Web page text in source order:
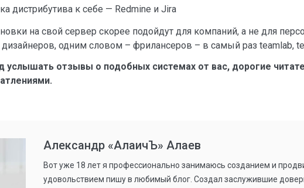
дистрибутива к себе — Redmine и Jira
на свой сервер скорее подойдут для компаний, а не для
дизайнеров, одним словом – фрилансеров – в самый раз teamlab,
услышать отзывы о подобных системах от вас, дорогие
Александр «АлаичЪ» Алаев
Вот уже 18 лет я профессионально занимаюсь созданием и
удовольствием пишу в любимый блог. Создал заслужившие